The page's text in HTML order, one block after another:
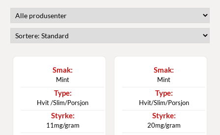
Mint
Hvit /Slim/Porsjon
11mg/gram
Mint
Hvit/Slim/Porsjon
20mg/gram